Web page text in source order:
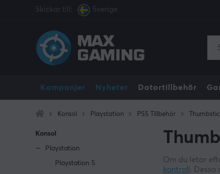
Skickar till: Sverige
Kampanjer Nyheter Datortillbehör
Konsol Playstation PS5 Tillbehör
Konsol
Playstation
Playstation 5 Om du letar
kontroll
.